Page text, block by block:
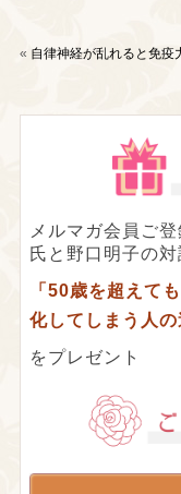
« 自律神経が乱れると免疫
メルマガ会員ご登
氏と野口明子の
「50歳を超えて
化してしまう人の
をプレゼント